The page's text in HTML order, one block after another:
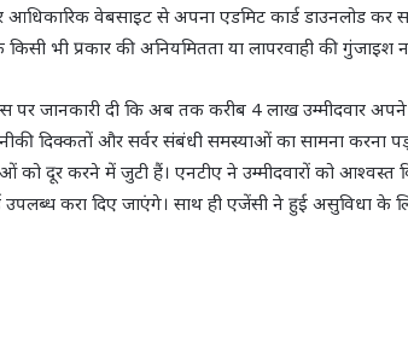
आधिकारिक वेबसाइट से अपना एडमिट कार्ड डाउनलोड कर
भी प्रकार की अनियमितता या लापरवाही की गुंजाइश
पर जानकारी दी कि अब तक करीब 4 लाख उम्मीदवार अपने
दिक्कतों और सर्वर संबंधी समस्याओं का सामना करना
को दूर करने में जुटी हैं। एनटीए ने उम्मीदवारों को आश्वस्त
उपलब्ध करा दिए जाएंगे। साथ ही एजेंसी ने हुई असुविधा के